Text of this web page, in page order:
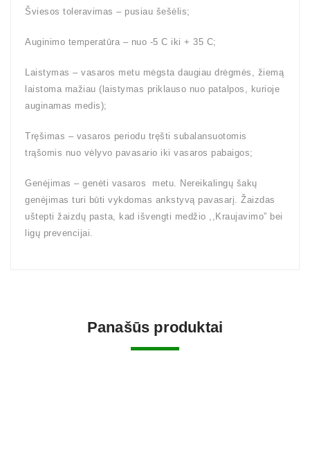
Šviesos toleravimas – pusiau šešėlis;
Auginimo temperatūra – nuo -5 C iki + 35 C;
Laistymas – vasaros metu mėgsta daugiau drėgmės, žiemą
laistoma mažiau (laistymas priklauso nuo patalpos, kurioje
auginamas medis);
Tręšimas – vasaros periodu tręšti subalansuotomis
trąšomis nuo vėlyvo pavasario iki vasaros pabaigos;
Genėjimas – genėti vasaros metu. Nereikalingų šakų
genėjimas turi būti vykdomas ankstyvą pavasarį. Žaizdas
uštepti žaizdų pasta, kad išvengti medžio ,,Kraujavimo” bei
ligų prevencijai.
Panašūs produktai